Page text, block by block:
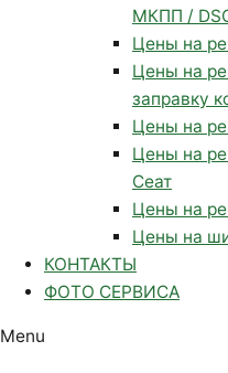
МКПП /
Цены на
Цены на
заправку
Цены на
Цены на
Сеат
Цены на
Цены на
КОНТАКТЫ
ФОТО СЕРВИСА
Menu